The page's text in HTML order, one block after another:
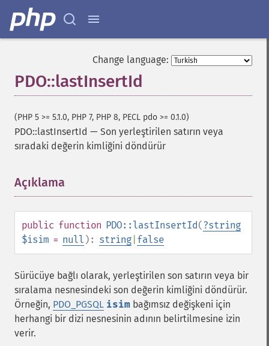
Change language:
PDO::lastInsertId
(PHP 5 >= 5.1.0, PHP 7, PHP 8, PECL pdo >= 0.1.0)
PDO::lastInsertId — Son yerleştirilen satırın veya
sıradaki değerin kimliğini döndürür
Açıklama
public function PDO::lastInsertId(?string
$isim = null ): string false
Sürücüye bağlı olarak, yerleştirilen son satırın veya bir
sıralama nesnesindeki son değerin kimliğini döndürür.
Örneğin, PDO_PGSQL isim bağımsız değişkeni için
herhangi bir dizi nesnesinin adının belirtilmesine izin
verir.